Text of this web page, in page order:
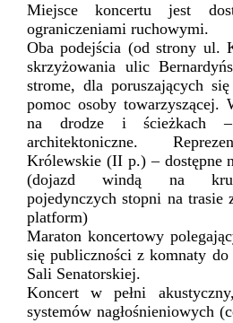
Miejsce koncertu jest
ograniczeniami ruchowymi.
Oba podejścia (od strony ul.
skrzyżowania ulic
strome, dla poruszających
pomoc osoby towarzyszącej.
na drodze i ścieżkach –
architektoniczne.
Królewskie (II p.) – dostępne
(dojazd windą na
pojedynczych stopni na trasie
platform)
Maraton koncertowy
się publiczności z komnaty
Sali Senatorskiej.
Koncert w pełni
systemów nagłośnieniowych